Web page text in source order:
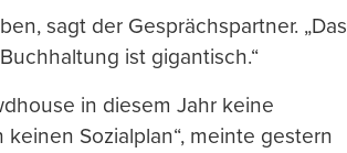
sagt der Gesprächspartner. „Das
ist gigantisch.“
in diesem Jahr keine
Sozialplan“, meinte gestern